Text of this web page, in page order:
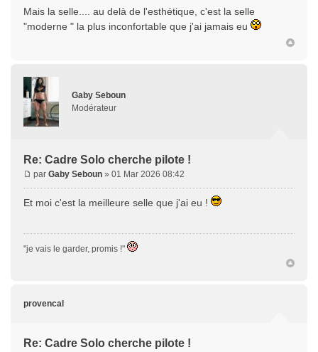
Mais la selle.... au delà de l'esthétique, c'est la selle
"moderne " la plus inconfortable que j'ai jamais eu
Gaby Seboun
Modérateur
Re: Cadre Solo cherche pilote !
par Gaby Seboun » 01 Mar 2026 08:42
Et moi c'est la meilleure selle que j'ai eu !
"je vais le garder, promis !"
provencal
Re: Cadre Solo cherche pilote !